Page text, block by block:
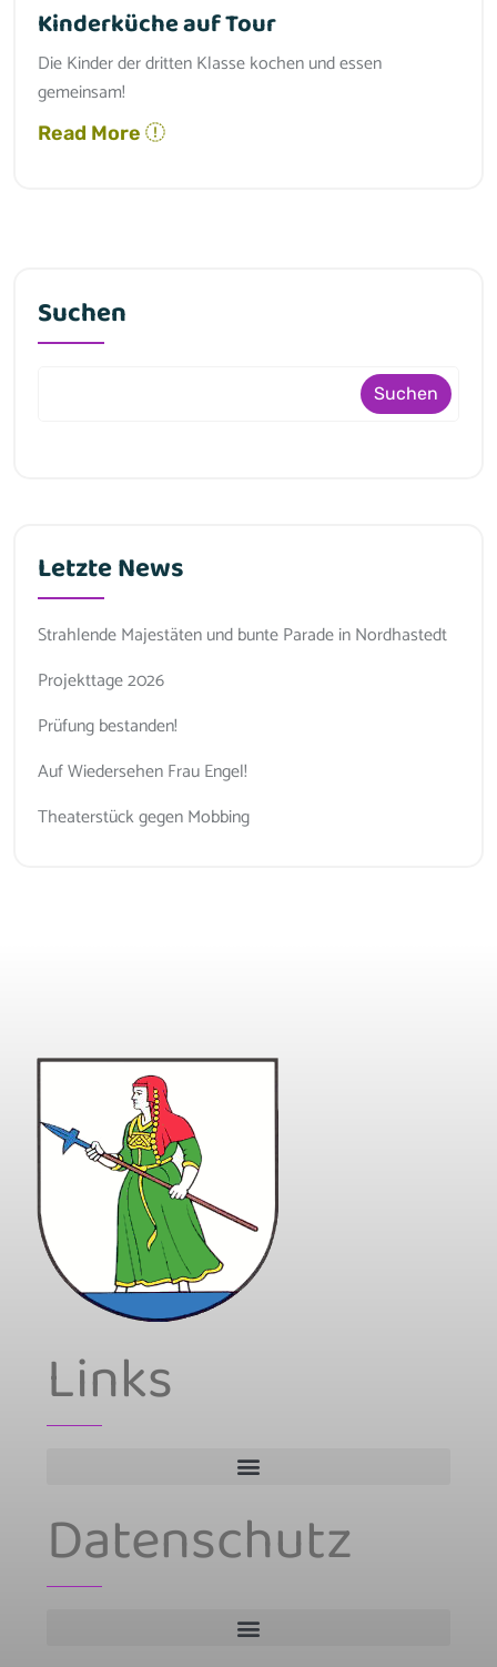
Kinderküche auf Tour
Die Kinder der dritten Klasse kochen und essen
gemeinsam!
Read More
Suchen
Suchen
Letzte News
Strahlende Majestäten und bunte Parade in Nordhastedt
Projekttage 2026
Prüfung bestanden!
Auf Wiedersehen Frau Engel!
Theaterstück gegen Mobbing
Links
Datenschutz